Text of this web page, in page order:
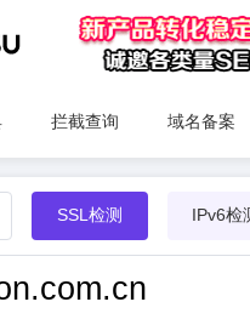
拦截查询 域名备案
SSL检测 IPv6检